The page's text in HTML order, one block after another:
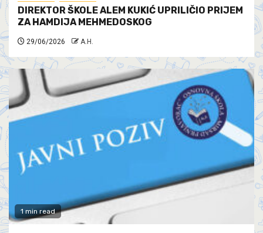
DIREKTOR ŠKOLE ALEM KUKIĆ UPRILIČIO PRIJEM
ZA HAMDIJA MEHMEDOSKOG
29/06/2026 A.H.
1 min read